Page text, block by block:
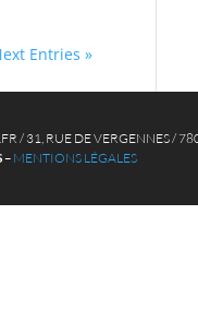
Entries »
/ 31, RUE DE VERGENNES /
– MENTIONS LÉGALES